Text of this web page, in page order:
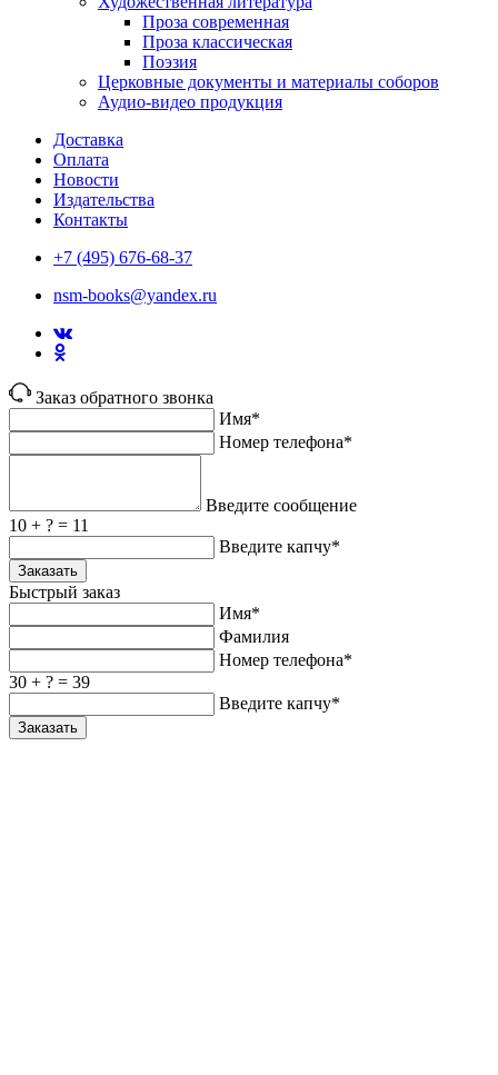
Проза современная
Проза классическая
Поэзия
Церковные документы и материалы соборов
Аудио-видео продукция
Доставка
Оплата
Новости
Издательства
Контакты
+7 (495) 676-68-37
nsm-books@yandex.ru
Заказ обратного звонка
Имя*
Номер телефона*
Введите сообщение
10 + ? = 11
Введите капчу*
Заказать
Быстрый заказ
Имя*
Фамилия
Номер телефона*
30 + ? = 39
Введите капчу*